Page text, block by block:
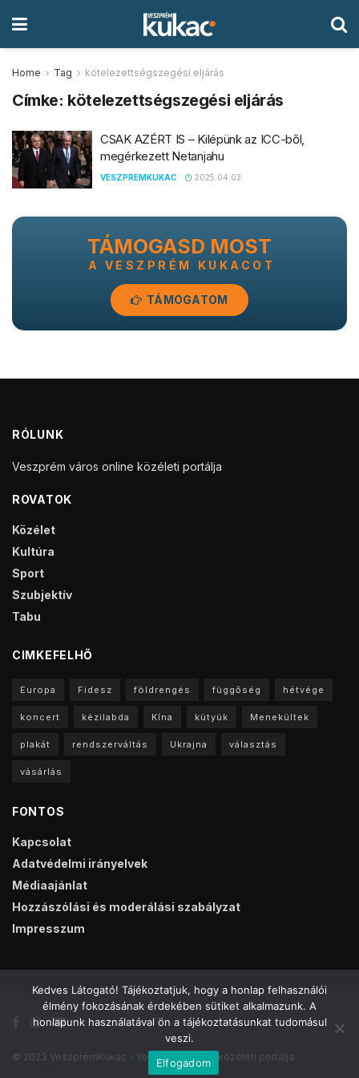
Home Tag kötelezettségszegési eljárás
Címke: kötelezettségszegési eljárás
CSAK AZÉRT IS – Kilépünk az ICC-ből,
megérkezett Netanjahu
VESZPREMKUKAC 2025.04.03.
TÁMOGASD MOST
A VESZPRÉM KUKACOT
TÁMOGATOM
RÓLUNK
Veszprém város online közéleti portálja
ROVATOK
Közélet
Kultúra
Sport
Szubjektív
Tabu
CIMKEFELHŐ
Europa Fidesz földrengés függőség hétvége
koncert kézilabda Kína kütyük Menekültek
plakát rendszerváltás Ukrajna választás
vásárlás
FONTOS
Kapcsolat
Adatvédelmi irányelvek
Médiaajánlat
Hozzászólási és moderálási szabályzat
Impresszum
© 2023 VeszprémKukac - Veszprém online közéleti portálja
Kedves Látogató! Tájékoztatjuk, hogy a honlap felhasználói
élmény fokozásának érdekében sütiket alkalmazunk. A
honlapunk használatával ön a tájékoztatásunkat tudomásul
veszi.
Elfogadom